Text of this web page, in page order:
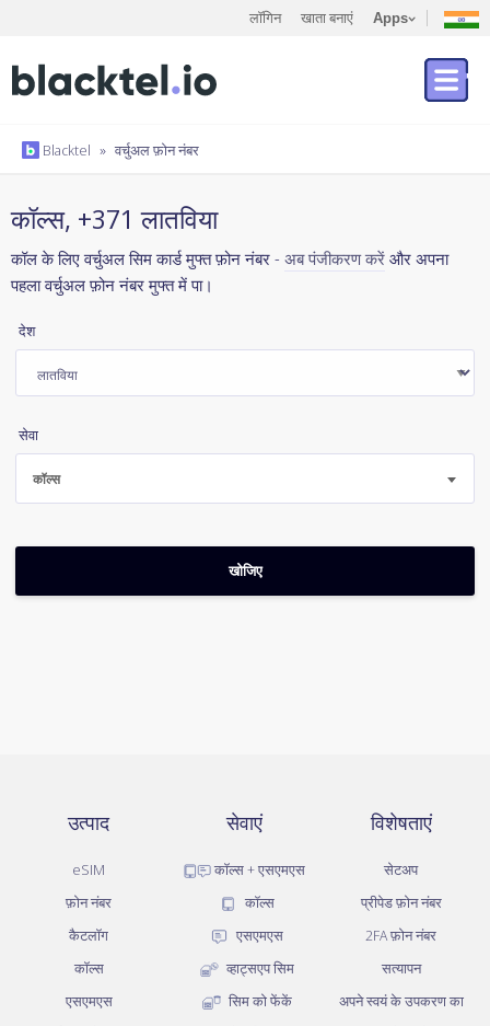
लॉगिन खाता बनाएं Apps
Blacktel » वर्चुअल फ़ोन नंबर
कॉल्स, +371 लातविया
कॉल के लिए वर्चुअल सिम कार्ड मुफ्त फ़ोन नंबर - अब पंजीकरण करें और अपना
पहला वर्चुअल फ़ोन नंबर मुफ्त में पा।
देश
सेवा
कॉल्स
उत्पाद
eSIM
फ़ोन नंबर
कैटलॉग
कॉल्स
एसएमएस
सेवाएं
कॉल्स + एसएमएस
कॉल्स
एसएमएस
व्हाट्सएप सिम
सिम को फेंकें
विशेषताएं
सेटअप
प्रीपेड फ़ोन नंबर
2FA फ़ोन नंबर
सत्यापन
अपने स्वयं के उपकरण का